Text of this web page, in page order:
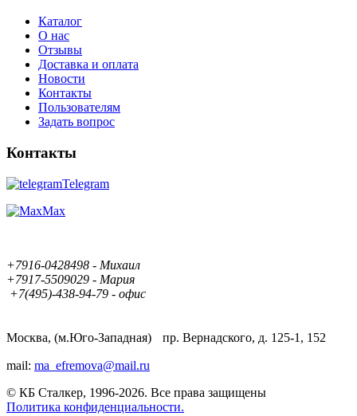
Каталог
О нас
Отзывы
Доставка и оплата
Новости
Контакты
Пользователям
Задать вопрос
Контакты
Telegram
Max
+7916-0428498 - Михаил
+7917-5509029 - Мария
+7(495)-438-94-79 - офис
Москва, (м.Юго-Западная) пр. Вернадского, д. 125-1, 152
mail: ma_efremova@mail.ru
© КБ Сталкер, 1996-2026. Все права защищены
Политика конфиденциальности.